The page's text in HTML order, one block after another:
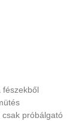
fészekből
próbálgató